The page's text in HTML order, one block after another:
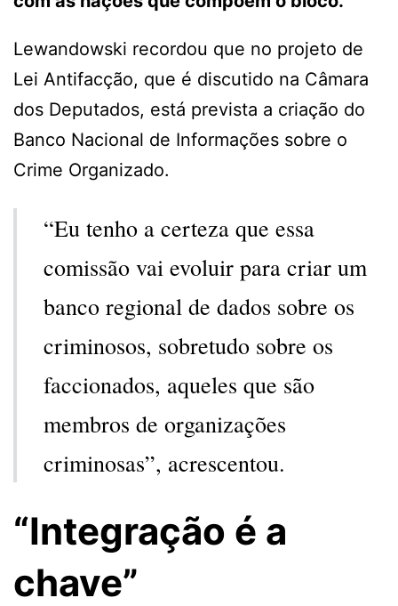
Lewandowski recordou que no projeto de
Lei Antifacção, que é discutido na Câmara
dos Deputados, está prevista a criação do
Banco Nacional de Informações sobre o
Crime Organizado.
“Eu tenho a certeza que essa
comissão vai evoluir para criar um
banco regional de dados sobre os
criminosos, sobretudo sobre os
faccionados, aqueles que são
membros de organizações
criminosas”, acrescentou.
“Integração é a
chave”